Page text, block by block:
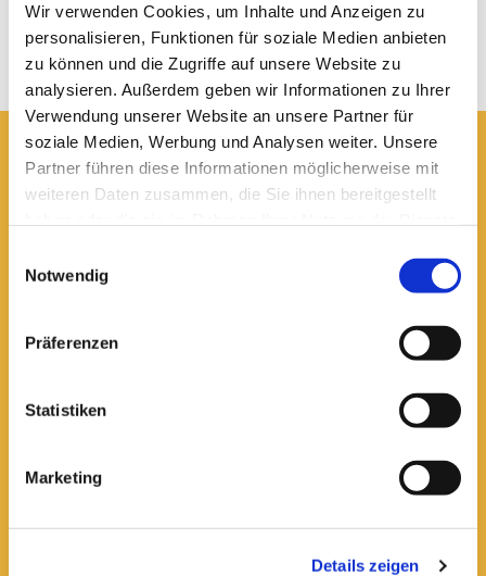
Wir verwenden Cookies, um Inhalte und Anzeigen zu
personalisieren, Funktionen für soziale Medien anbieten
zu können und die Zugriffe auf unsere Website zu
analysieren. Außerdem geben wir Informationen zu Ihrer
Verwendung unserer Website an unsere Partner für
soziale Medien, Werbung und Analysen weiter. Unsere
Partner führen diese Informationen möglicherweise mit
weiteren Daten zusammen, die Sie ihnen bereitgestellt
Notwendig
Präferenzen
Statistiken
Marketing
Details zeigen
Hier erreichen Sie uns:
Ev.-luth. Domkirche St. Blasii zu Braunschweig
Domplatz 5
Domsekretariat
 domkantorat@lk-bs.de
Anfrage und Anforderung kirchlicher